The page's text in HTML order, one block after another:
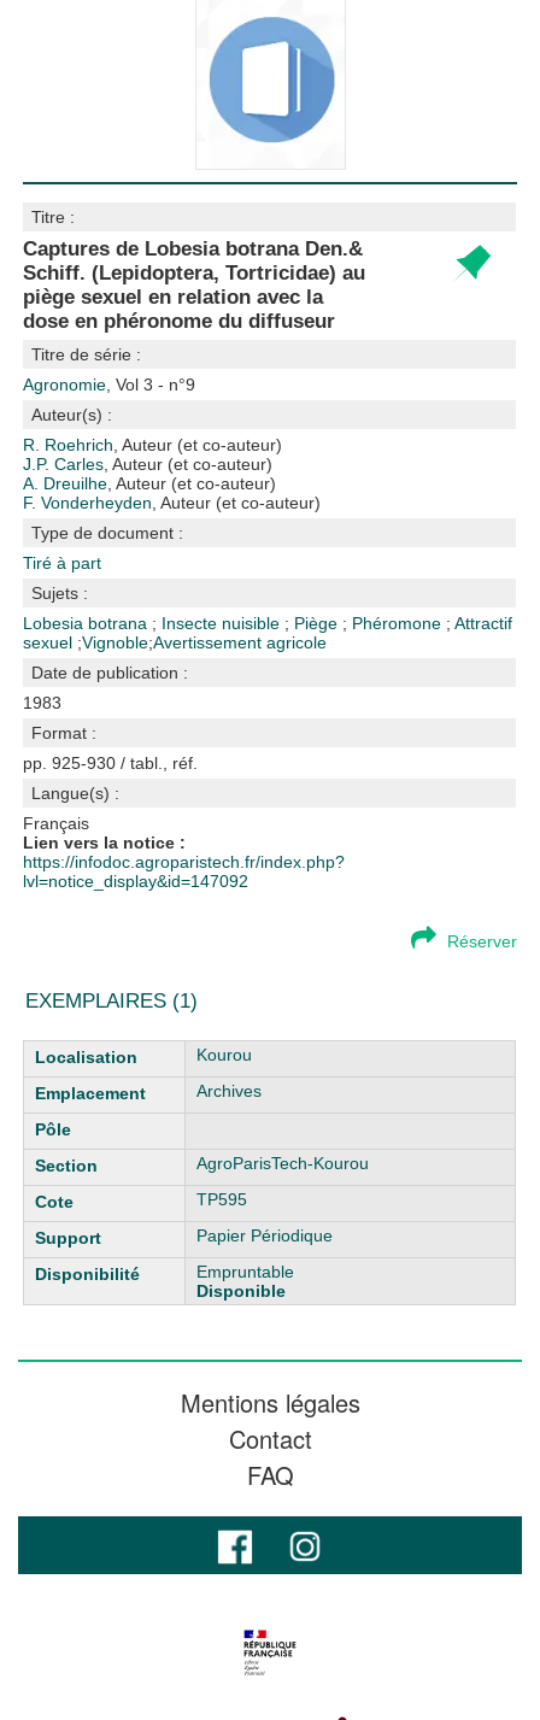
Titre :
Captures de Lobesia botrana Den.&
Schiff. (Lepidoptera, Tortricidae) au
piège sexuel en relation avec la
dose en phéronome du diffuseur
Titre de série :
Agronomie , Vol 3 - n°9
Auteur(s) :
R. Roehrich , Auteur (et co-auteur)
J.P. Carles , Auteur (et co-auteur)
A. Dreuilhe , Auteur (et co-auteur)
F. Vonderheyden , Auteur (et co-auteur)
Type de document :
Tiré à part
Sujets :
Lobesia botrana ; Insecte nuisible ; Piège ; Phéromone ;Attractif
sexuel ;Vignoble;Avertissement agricole
Date de publication :
1983
Format :
pp. 925-930 / tabl., réf.
Langue(s) :
Français
Lien vers la notice :
https://infodoc.agroparistech.fr/index.php?
lvl=notice_display&id=147092
Réserver
EXEMPLAIRES (1)
Liste des exemplaires
Kourou
Archives
AgroParisTech-Kourou
TP595
Papier Périodique
Empruntable
Disponible
Mentions légales
Contact
FAQ